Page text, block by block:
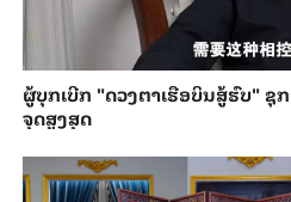
ຜູ້ບຸກເບີກ "ດວງຕາເຮືອບິນສູ້ຮົບ" ຊຸກຍູ້ຣາດາຂອງຈີນກ້າວຂ້າມສອງ
ຈຸດສູງສຸດ